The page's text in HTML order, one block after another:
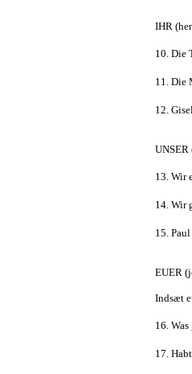
IHR
10. Die
11. Die
12.
UNSER
13. Wir
14. Wir
15.
EUER
Indsæt
16.
17.